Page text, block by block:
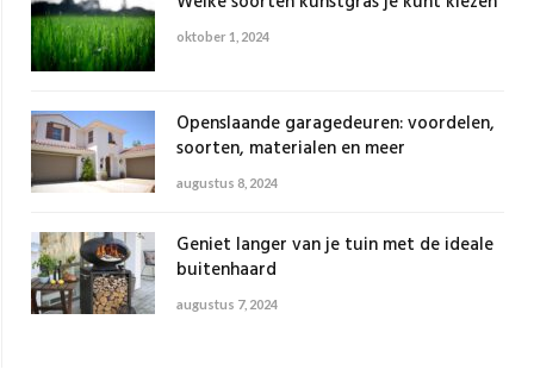
oktober 1, 2024
Openslaande garagedeuren: voordelen,
soorten, materialen en meer
augustus 8, 2024
Geniet langer van je tuin met de ideale
buitenhaard
augustus 7, 2024